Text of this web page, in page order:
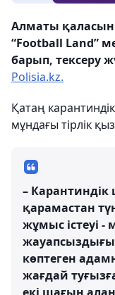
Алматы
“Football Land”
барып, тексеру
Polisia.kz.
Қатаң
мұндағы тірлік
–
қарамастан
жұмыс істеуі
көптеген
жағдай